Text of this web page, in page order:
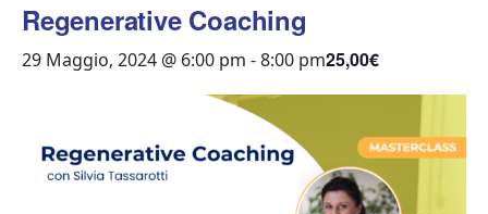
Regenerative Coaching
29 Maggio, 2024 @ 6:00 pm -8:00 pm25,00€